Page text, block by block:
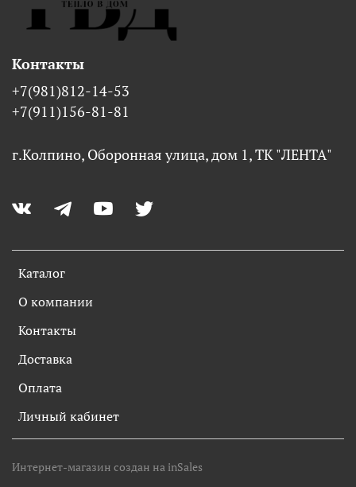
Каталог
О компании
Контакты
Доставка
Оплата
Личный кабинет
Контакты
+7(981)812-14-53
+7(911)156-81-81
г.Колпино, Оборонная улица, дом 1, ТК "ЛЕНТА"
Интернет-магазин создан на inSales